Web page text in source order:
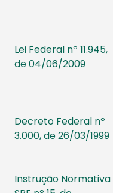
Lei Federal nº 11.945,
de 04/06/2009
Decreto Federal nº
3.000, de 26/03/1999
Instrução Normativa